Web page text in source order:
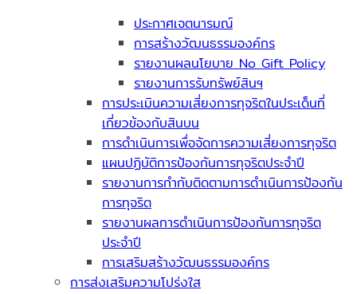
ประกาศเจตนารมณ์
การสร้างวัฒนธรรมองค์กร
รายงานผลนโยบาย No Gift Policy
รายงานการรับทรัพย์สินฯ
การประเมินความเสี่ยงการทุจริตในประเด็นที่
เกี่ยวข้องกับสินบน
การดำเนินการเพื่อจัดการความเสี่ยงการทุจริต
แผนปฏิบัติการป้องกันการทุจริตประจำปี
รายงานการกำกับติดตามการดำเนินการป้องกัน
การทุจริต
รายงานผลการดำเนินการป้องกันการทุจริต
ประจำปี
การเสริมสร้างวัฒนธรรมองค์กร
การส่งเสริมความโปร่งใส